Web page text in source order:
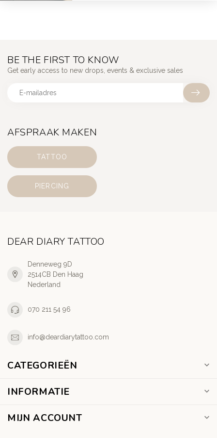
AFSPRAAK MAKEN
TATTOO
PIERCING
BE THE FIRST TO KNOW
Get early access to new drops, events & exclusive sales
DEAR DIARY TATTOO
Denneweg 9D
2514CB Den Haag
Nederland
070 211 54 96
info@deardiarytattoo.com
CATEGORIEËN
INFORMATIE
MIJN ACCOUNT